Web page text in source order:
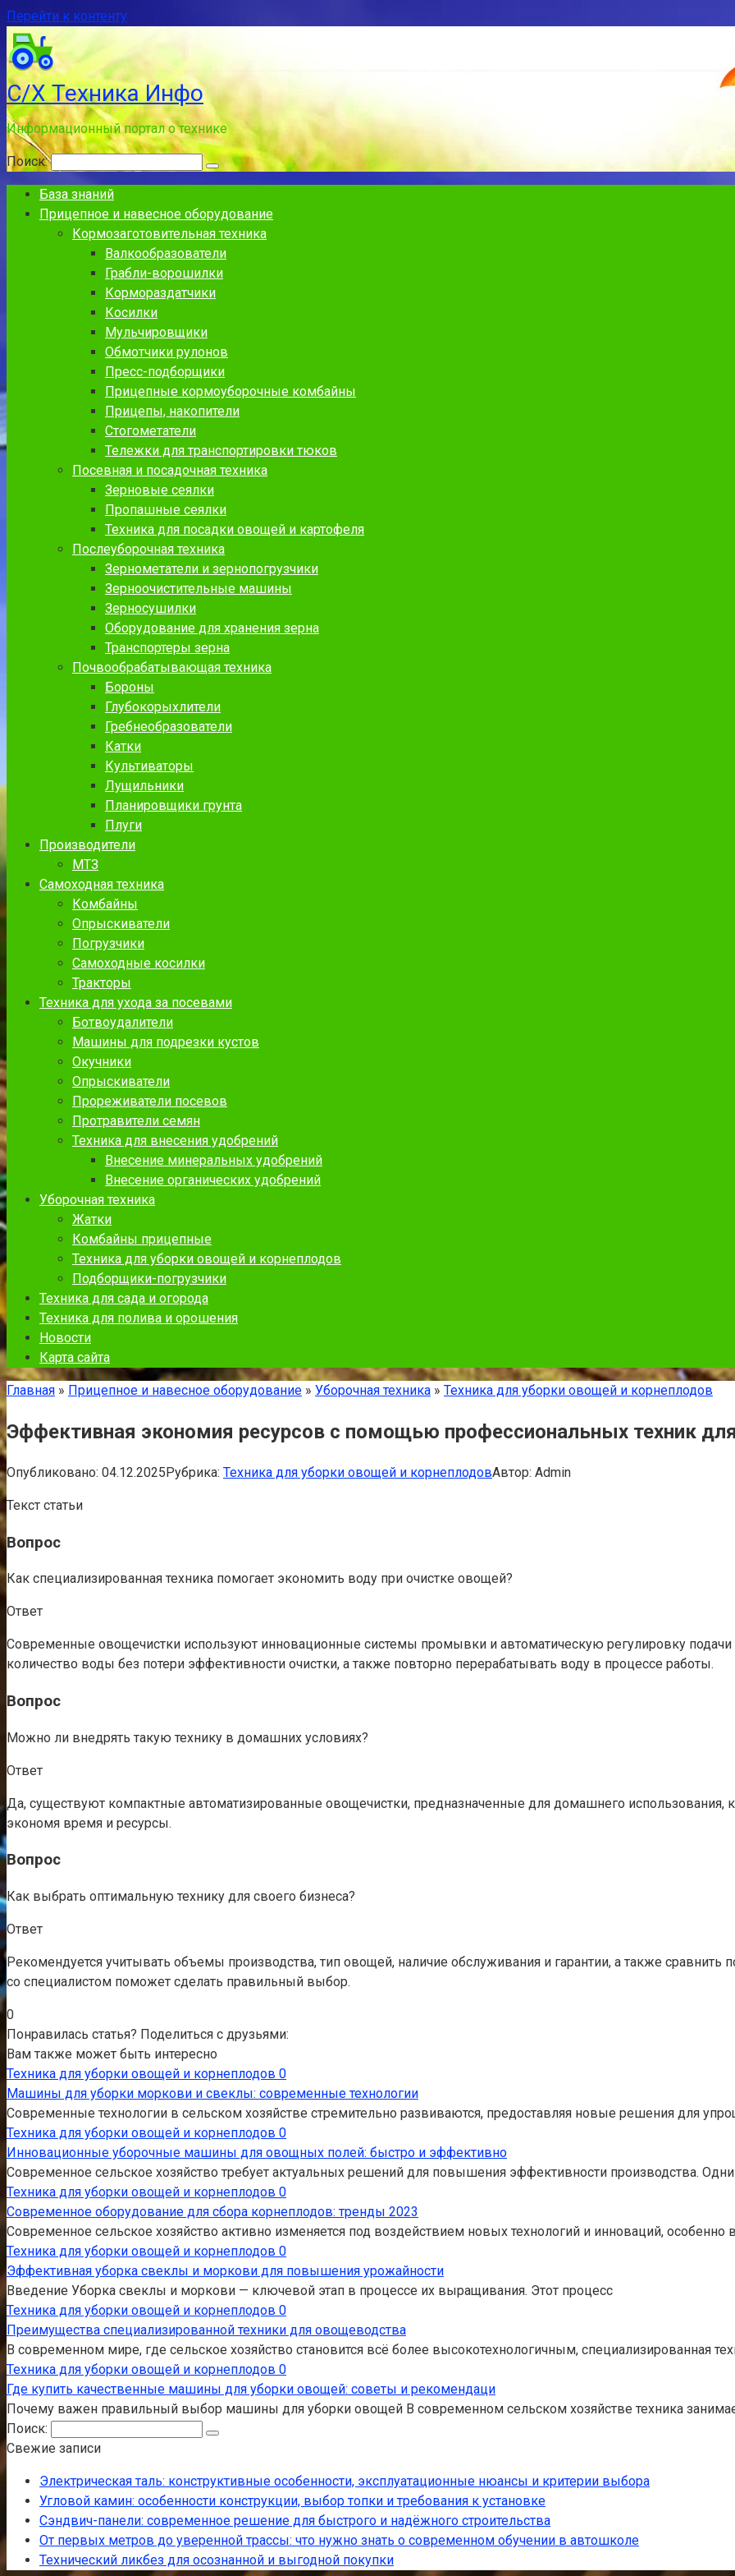
Перейти к контенту
С/Х Техника Инфо
Информационный портал о технике
Поиск:
База знаний
Прицепное и навесное оборудование
Кормозаготовительная техника
Валкообразователи
Грабли-ворошилки
Кормораздатчики
Косилки
Мульчировщики
Обмотчики рулонов
Пресс-подборщики
Прицепные кормоуборочные комбайны
Прицепы, накопители
Стогометатели
Тележки для транспортировки тюков
Посевная и посадочная техника
Зерновые сеялки
Пропашные сеялки
Техника для посадки овощей и картофеля
Послеуборочная техника
Зернометатели и зернопогрузчики
Зерноочистительные машины
Зерносушилки
Оборудование для хранения зерна
Транспортеры зерна
Почвообрабатывающая техника
Бороны
Глубокорыхлители
Гребнеобразователи
Катки
Культиваторы
Лущильники
Планировщики грунта
Плуги
Производители
МТЗ
Самоходная техника
Комбайны
Опрыскиватели
Погрузчики
Самоходные косилки
Тракторы
Техника для ухода за посевами
Ботвоудалители
Машины для подрезки кустов
Окучники
Опрыскиватели
Прореживатели посевов
Протравители семян
Техника для внесения удобрений
Внесение минеральных удобрений
Внесение органических удобрений
Уборочная техника
Жатки
Комбайны прицепные
Техника для уборки овощей и корнеплодов
Подборщики-погрузчики
Техника для сада и огорода
Техника для полива и орошения
Новости
Карта сайта
Главная » Прицепное и навесное оборудование » Уборочная техника » Техника для уборки овощей и корнеплодов
Эффективная экономия ресурсов с помощью профессиональных техник
Опубликовано: 04.12.2025Рубрика: Техника для уборки овощей и корнеплодовАвтор: Admin
Текст статьи
Вопрос
Как специализированная техника помогает экономить воду при очистке овощей?
Ответ
Современные овощечистки используют инновационные системы промывки и автоматическую регулировку
количество воды без потери эффективности очистки, а также повторно перерабатывать воду в процессе работы.
Вопрос
Можно ли внедрять такую технику в домашних условиях?
Ответ
Да, существуют компактные автоматизированные овощечистки, предназначенные для домашнего использования,
экономя время и ресурсы.
Вопрос
Как выбрать оптимальную технику для своего бизнеса?
Ответ
Рекомендуется учитывать объемы производства, тип овощей, наличие обслуживания и гарантии, а также сравнить
со специалистом поможет сделать правильный выбор.
0
Понравилась статья? Поделиться с друзьями:
Вам также может быть интересно
Техника для уборки овощей и корнеплодов 0
Машины для уборки моркови и свеклы: современные технологии
Современные технологии в сельском хозяйстве стремительно развиваются, предоставляя новые решения для
Техника для уборки овощей и корнеплодов 0
Инновационные уборочные машины для овощных полей: быстро и эффективно
Современное сельское хозяйство требует актуальных решений для повышения эффективности производства.
Техника для уборки овощей и корнеплодов 0
Современное оборудование для сбора корнеплодов: тренды 2023
Современное сельское хозяйство активно изменяется под воздействием новых технологий и инноваций, особенно
Техника для уборки овощей и корнеплодов 0
Эффективная уборка свеклы и моркови для повышения урожайности
Введение Уборка свеклы и моркови — ключевой этап в процессе их выращивания. Этот процесс
Техника для уборки овощей и корнеплодов 0
Преимущества специализированной техники для овощеводства
В современном мире, где сельское хозяйство становится всё более высокотехнологичным, специализированная
Техника для уборки овощей и корнеплодов 0
Где купить качественные машины для уборки овощей: советы и рекомендаци
Почему важен правильный выбор машины для уборки овощей В современном сельском хозяйстве техника
Поиск:
Свежие записи
Электрическая таль: конструктивные особенности, эксплуатационные нюансы и критерии выбора
Угловой камин: особенности конструкции, выбор топки и требования к установке
Сэндвич-панели: современное решение для быстрого и надёжного строительства
От первых метров до уверенной трассы: что нужно знать о современном обучении в автошколе
Технический ликбез для осознанной и выгодной покупки